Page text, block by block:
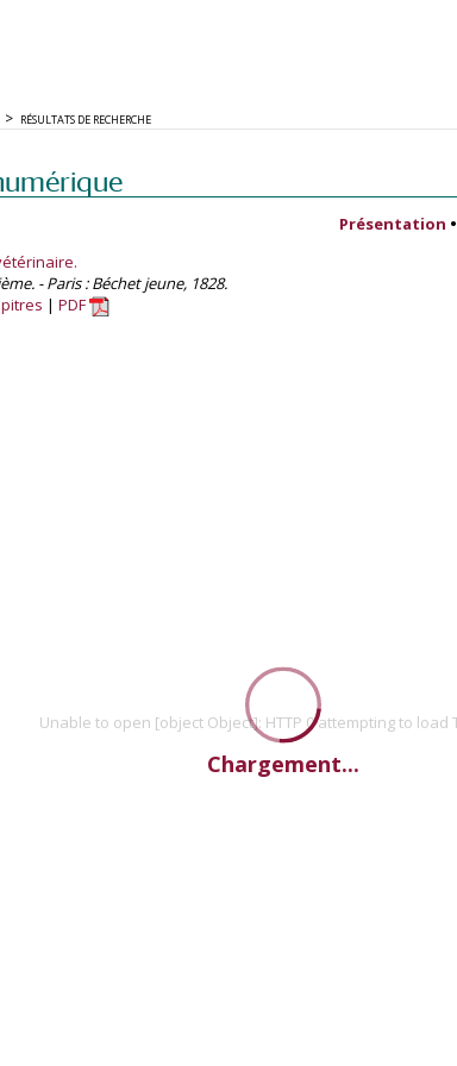
RÉSULTATS DE RECHERCHE
Présentation •
- Paris : Béchet jeune, 1828.
PDF
Unable to open [object Object]: HTTP 0 attempting to load
Chargement...